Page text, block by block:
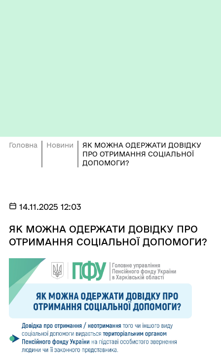
Головна Новини
ЯК МОЖНА ОДЕРЖАТИ ДОВІДКУ
ПРО ОТРИМАННЯ СОЦІАЛЬНОЇ
ДОПОМОГИ?
14.11.2025 12:03
ЯК МОЖНА ОДЕРЖАТИ ДОВІДКУ ПРО
ОТРИМАННЯ СОЦІАЛЬНОЇ ДОПОМОГИ?